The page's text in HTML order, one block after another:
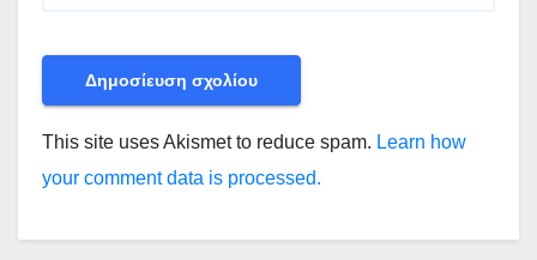
This site uses Akismet to reduce spam. Learn how
your comment data is processed.